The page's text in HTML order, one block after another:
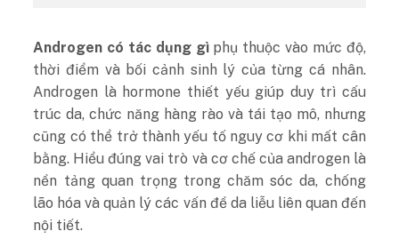
Androgen có tác dụng gìphụ thuộc vào mức độ,
thời điểm và bối cảnh sinh lý của từng cá nhân.
Androgen là hormone thiết yếu giúp duy trì cấu
trúc da, chức năng hàng rào và tái tạo mô, nhưng
cũng có thể trở thành yếu tố nguy cơ khi mất cân
bằng. Hiểu đúng vai trò và cơ chế của androgen là
nền tảng quan trọng trong chăm sóc da, chống
lão hóa và quản lý các vấn đề da liễu liên quan đến
nội tiết.